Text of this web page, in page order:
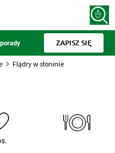
ZAPISZ SIĘ
Flądry w słoninie